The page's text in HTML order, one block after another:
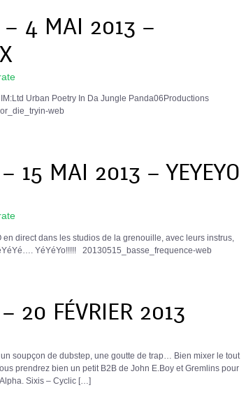
– 4 MAI 2013 –
Urban Poetry In Da Jungle Panda06Productions
web
15 MAI 2013 – YEYEYO
direct dans les studios de la grenouille, avec leurs instrus,
YéYéYo!!!!! 20130515_basse_frequence-web
20 FÉVRIER 2013
soupçon de dubstep, une goutte de trap… Bien mixer le tout
prendrez bien un petit B2B de John E.Boy et Gremlins pour
Sixis – Cyclic […]